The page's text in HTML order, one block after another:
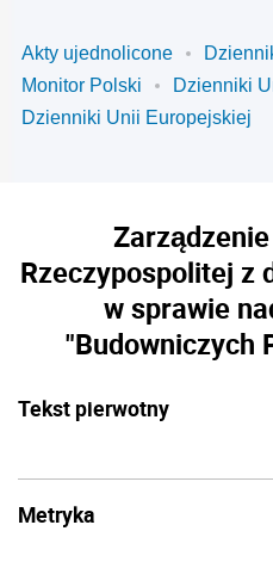
Akty ujednolicone
Monitor Polski
Dzienniki
Dzienniki Unii Europejskiej
Rzeczypospolitej z
w sprawie
"Budowniczych
Tekst pierwotny
Metryka